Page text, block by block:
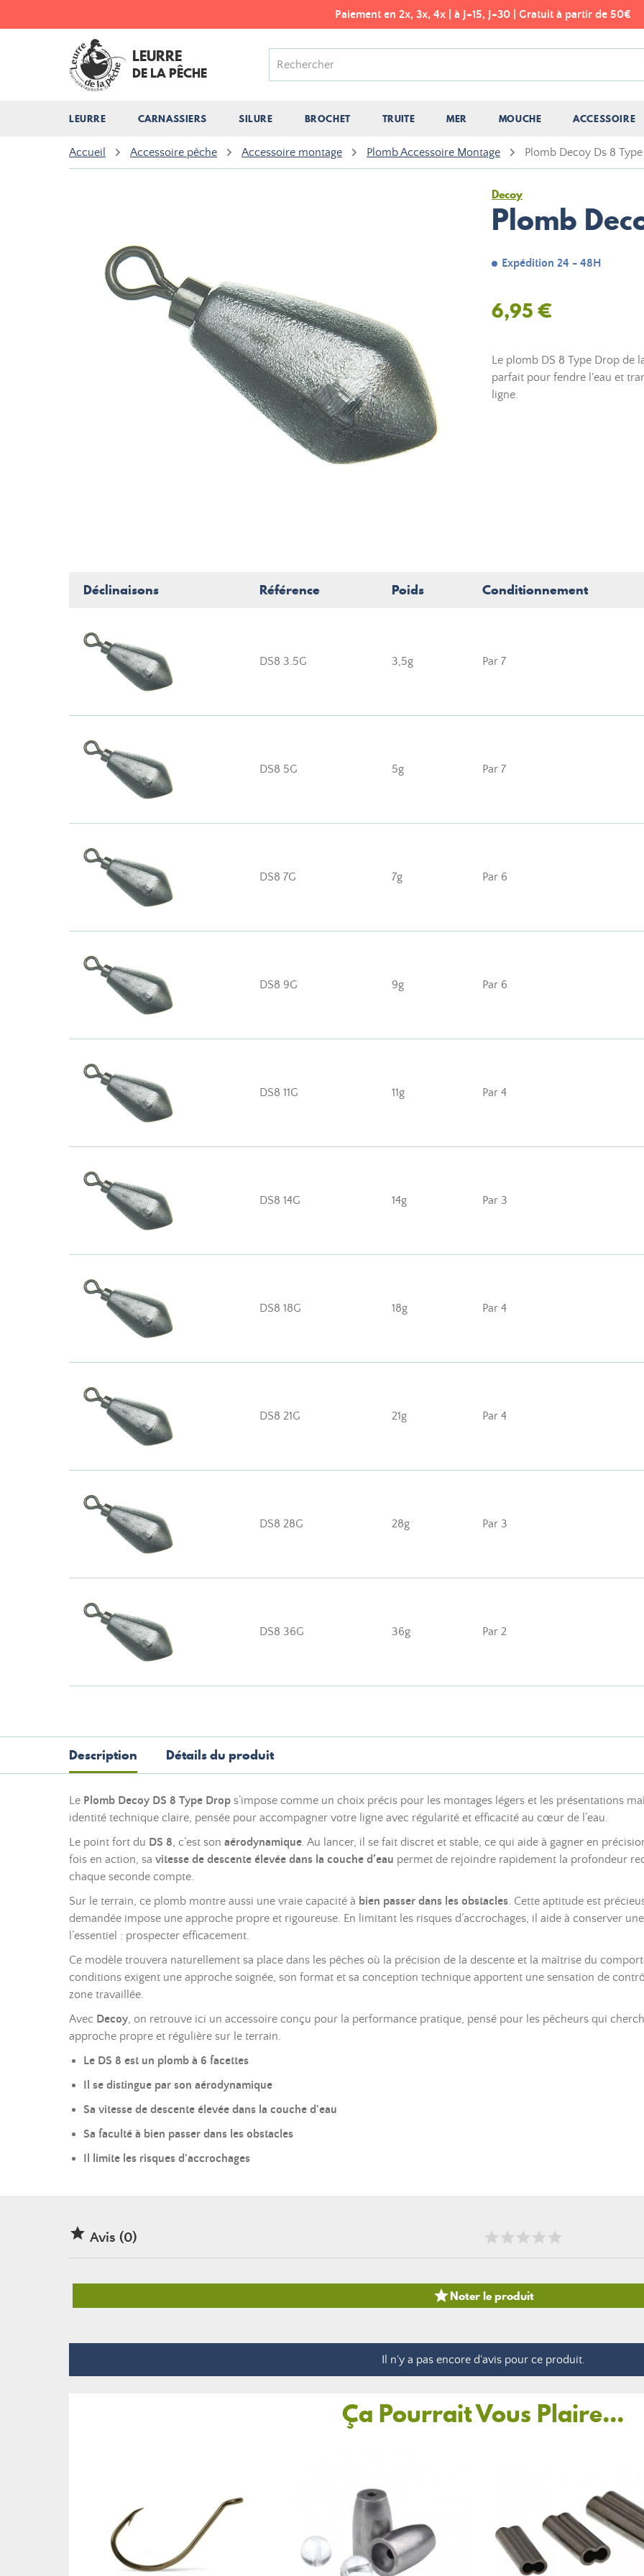
Paiement en 2x, 3x, 4x | à J+15, J+30 | Gratuit à partir de 50€
LEURRE
DE LA PÊCHE
LEURRE CARNASSIERS SILURE BROCHET TRUITE MER MOUCHE ACCESSOIRE
Accueil Accessoire pêche Accessoire montage Plomb Accessoire Montage Plomb Decoy Ds 8
Decoy
Plomb
Expédition 24 - 48H
6,95 €
Le plomb DS 8 Type Drop de
parfait pour fendre l'eau et
ligne.
Déclinaisons Référence Poids Conditionnement
DS8 3.5G 3,5g Par 7
DS8 5G 5g Par 7
DS8 7G 7g Par 6
DS8 9G 9g Par 6
DS8 11G 11g Par 4
DS8 14G 14g Par 3
DS8 18G 18g Par 4
DS8 21G 21g Par 4
DS8 28G 28g Par 3
DS8 36G 36g Par 2
Description Détails du produit
Le Plomb Decoy DS 8 Type Drop s’impose comme un choix précis pour les montages légers et les présentations
identité technique claire, pensée pour accompagner votre ligne avec régularité et efficacité au cœur de l’eau.
Le point fort du DS 8, c’est son aérodynamique. Au lancer, il se fait discret et stable, ce qui aide à gagner en
fois en action, sa vitesse de descente élevée dans la couche d’eau permet de rejoindre rapidement la profondeur
chaque seconde compte.
Sur le terrain, ce plomb montre aussi une vraie capacité à bien passer dans les obstacles. Cette aptitude est
demandée impose une approche propre et rigoureuse. En limitant les risques d’accrochages, il aide à conserver
l’essentiel : prospecter efficacement.
Ce modèle trouvera naturellement sa place dans les pêches où la précision de la descente et la maîtrise du
conditions exigent une approche soignée, son format et sa conception technique apportent une sensation de
zone travaillée.
Avec Decoy, on retrouve ici un accessoire conçu pour la performance pratique, pensé pour les pêcheurs qui
approche propre et régulière sur le terrain.
Le DS 8 est un plomb à 6 facettes
Il se distingue par son aérodynamique
Sa vitesse de descente élevée dans la couche d'eau
Sa faculté à bien passer dans les obstacles
Il limite les risques d'accrochages
 Avis (0)
Noter le produit
Il n'y a pas encore d'avis pour ce produit.
Ça Pourrait Vous Plaire...